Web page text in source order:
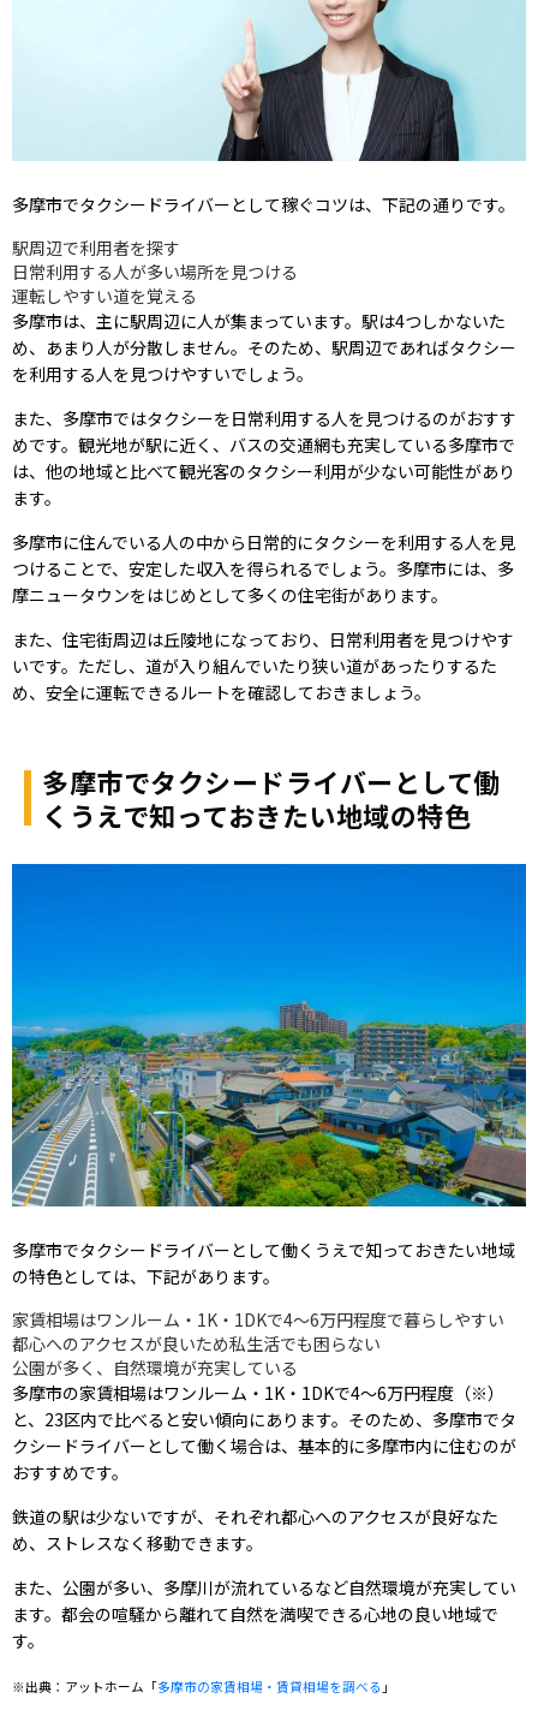
多摩市でタクシードライバーとして稼ぐコツは、下記の通りです。
駅周辺で利用者を探す
日常利用する人が多い場所を見つける
運転しやすい道を覚える
多摩市は、主に駅周辺に人が集まっています。駅は4つしかないた
め、あまり人が分散しません。そのため、駅周辺であればタクシー
を利用する人を見つけやすいでしょう。
また、多摩市ではタクシーを日常利用する人を見つけるのがおすす
めです。観光地が駅に近く、バスの交通網も充実している多摩市で
は、他の地域と比べて観光客のタクシー利用が少ない可能性があり
ます。
多摩市に住んでいる人の中から日常的にタクシーを利用する人を見
つけることで、安定した収入を得られるでしょう。多摩市には、多
摩ニュータウンをはじめとして多くの住宅街があります。
また、住宅街周辺は丘陵地になっており、日常利用者を見つけやす
いです。ただし、道が入り組んでいたり狭い道があったりするた
め、安全に運転できるルートを確認しておきましょう。
多摩市でタクシードライバーとして働
くうえで知っておきたい地域の特色
多摩市でタクシードライバーとして働くうえで知っておきたい地域
の特色としては、下記があります。
家賃相場はワンルーム・1K・1DKで4〜6万円程度で暮らしやすい
都心へのアクセスが良いため私生活でも困らない
公園が多く、自然環境が充実している
多摩市の家賃相場はワンルーム・1K・1DKで4〜6万円程度（※）
と、23区内で比べると安い傾向にあります。そのため、多摩市でタ
クシードライバーとして働く場合は、基本的に多摩市内に住むのが
おすすめです。
鉄道の駅は少ないですが、それぞれ都心へのアクセスが良好なた
め、ストレスなく移動できます。
また、公園が多い、多摩川が流れているなど自然環境が充実してい
ます。都会の喧騒から離れて自然を満喫できる心地の良い地域で
す。
※出典：アットホーム「多摩市の家賃相場・賃貸相場を調べる 」